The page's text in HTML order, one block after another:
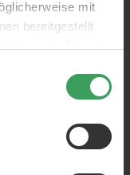
mit
bereitgestellt